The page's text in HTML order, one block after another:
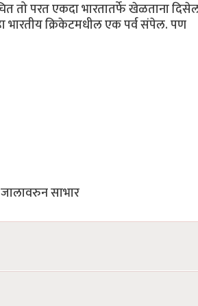
तो परत एकदा भारतातर्फे खेळताना
भारतीय क्रिकेटमधील एक पर्व संपेल. पण
जालावरुन साभार